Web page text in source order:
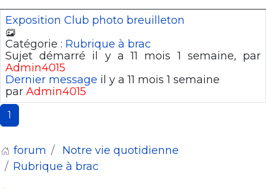
Exposition Club photo breuilleton
Catégorie : Rubrique à brac
Sujet démarré il y a 11 mois 1 semaine, par
Admin4015
Dernier message il y a 11 mois 1 semaine
par Admin4015
1
forum
Notre vie quotidienne
Rubrique à brac